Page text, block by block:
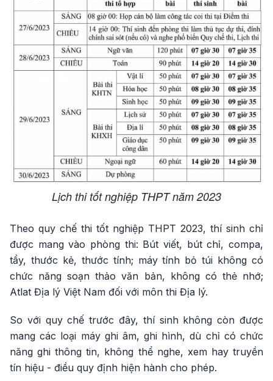
Lịch thi tốt nghiệp THPT năm 2023
Theo quy chế thi tốt nghiệp THPT 2023, thí sinh chỉ
được mang vào phòng thi: Bút viết, bút chỉ, compa,
tẩy, thước kẻ, thước tính; máy tính bỏ túi không có
chức năng soạn thảo văn bản, không có thẻ nhớ;
Atlat Địa lý Việt Nam đối với môn thi Địa lý.
So với quy chế trước đây, thí sinh không còn được
mang các loại máy ghi âm, ghi hình, dù chỉ có chức
năng ghi thông tin, không thể nghe, xem hay truyền
tín hiệu - điều quy định hiện hành cho phép.